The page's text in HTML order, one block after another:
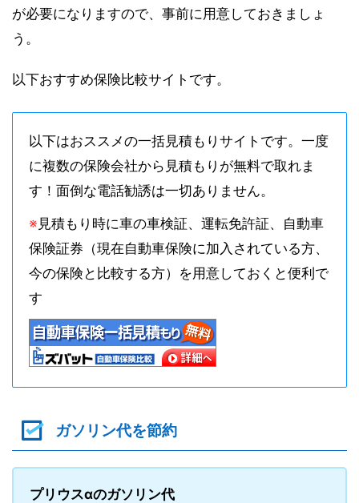
が必要になりますので、事前に用意しておきましょ
う。
以下おすすめ保険比較サイトです。
以下はおススメの一括見積もりサイトです。一度
に複数の保険会社から見積もりが無料で取れま
す！面倒な電話勧誘は一切ありません。
※ 見積もり時に車の車検証、運転免許証、自動車
保険証券（現在自動車保険に加入されている方、
今の保険と比較する方）を用意しておくと便利で
す
ガソリン代を節約
プリウスαのガソリン代